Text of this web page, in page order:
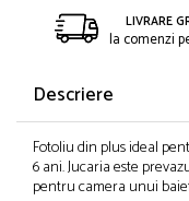
LIVRARE
la comenzi
Descriere
Fotoliu din plus ideal
6 ani. Jucaria este
pentru camera unui